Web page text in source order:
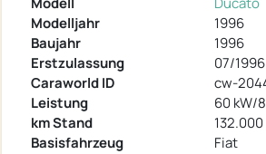
Modelljahr
1996
Baujahr
1996
Erstzulassung
07/1996
Caraworld ID
cw-
Leistung
60 kW/
km Stand
132.000
Basisfahrzeug
Fiat